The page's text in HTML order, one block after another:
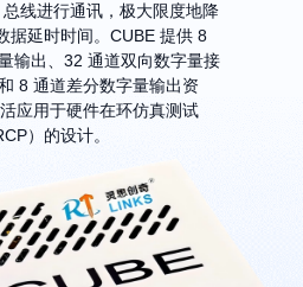
线进行通讯，极大限度地降
据延时时间。CUBE 提供 8
输出、32 通道双向数字量接
8 通道差分数字量输出资
应用于硬件在环仿真测试
）的设计。